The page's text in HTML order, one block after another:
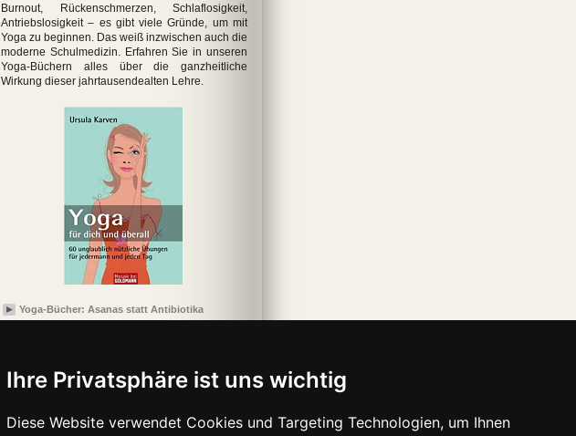
Ihre Privatsphäre ist uns wichtig
Diese Website verwendet Cookies und Targeting Technologien, um Ihnen
Burnout, Rückenschmerzen, Schlaflosigkeit,
Antriebslosigkeit – es gibt viele Gründe, um mit
Yoga zu beginnen. Das weiß inzwischen auch die
moderne Schulmedizin. Erfahren Sie in unseren
Yoga-Büchern alles über die ganzheitliche
Wirkung dieser jahrtausendealten Lehre.
Yoga-Bücher: Asanas statt Antibiotika